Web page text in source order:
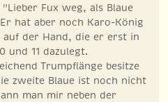
Fux weg, als Blaue
hat aber noch Karo-König
auf der Hand, die er erst in
und 11 dazulegt.
Trumpflänge besitze
zweite Blaue ist noch nicht
man mir neben der